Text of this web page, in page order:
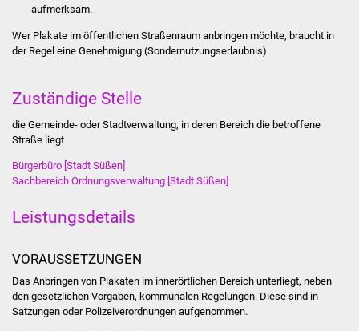
Presse
Dienstleistungen
aufmerksam.
Wer Plakate im öffentlichen Straßenraum anbringen möchte, braucht in
der Regel eine Genehmigung (Sondernutzungserlaubnis).
Zuständige Stelle
die Gemeinde- oder Stadtverwaltung, in deren Bereich die betroffene
Straße liegt
Bürgerbüro [Stadt Süßen]
Sachbereich Ordnungsverwaltung [Stadt Süßen]
Leistungsdetails
VORAUSSETZUNGEN
Das Anbringen von Plakaten im innerörtlichen Bereich unterliegt, neben
den gesetzlichen Vorgaben, kommunalen Regelungen. Diese sind in
Satzungen oder Polizeiverordnungen aufgenommen.